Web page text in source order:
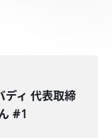
ディ 代表取締
#1